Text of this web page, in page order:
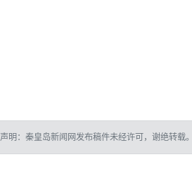
声明：秦皇岛新闻网发布稿件未经许可，谢绝转载